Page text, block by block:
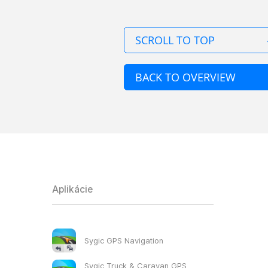
SCROLL TO TOP
BACK TO OVERVIEW
Aplikácie
Sygic GPS Navigation
Sygic Truck & Caravan GPS